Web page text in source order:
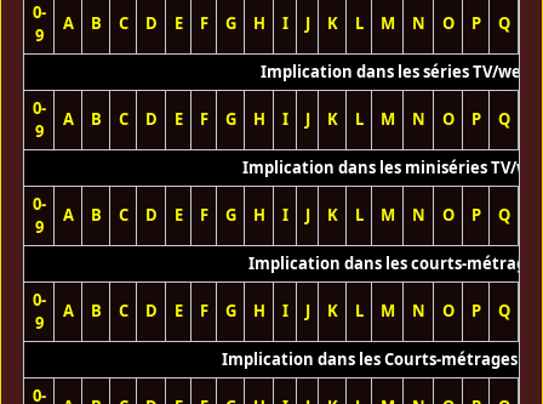
0-
9
A B C D E F G H I J K L M N O P Q
Implication dans les séries TV/web
0-
9
A B C D E F G H I J K L M N O P Q
Implication dans les miniséries TV/
0-
9
A B C D E F G H I J K L M N O P Q
Implication dans les courts-métrages
0-
9
A B C D E F G H I J K L M N O P Q
Implication dans les Courts-métrages
0-